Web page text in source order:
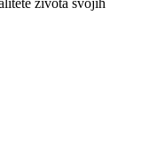
života svojih